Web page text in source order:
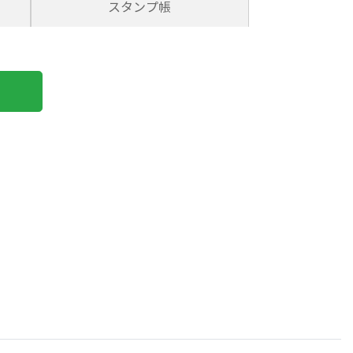
スタンプ帳